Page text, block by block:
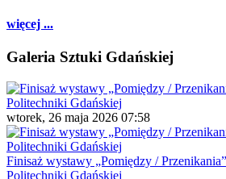
więcej ...
Galeria Sztuki Gdańskiej
wtorek, 26 maja 2026 07:58
Finisaż wystawy „Pomiędzy /
Politechniki Gdańskiej